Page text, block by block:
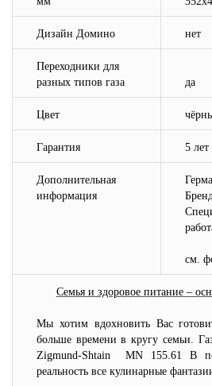
Дизайн Домино нет
Переходники для
разных типов газа
да
Цвет
Гарантия 5 лет
Дополнительная
информация
см.
Семья и здоровое питание –
Мы хотим вдохновить Вас
больше времени в кругу семьи.
Zigmund-Shtain MN 155.61 B
реальность все кулинарные